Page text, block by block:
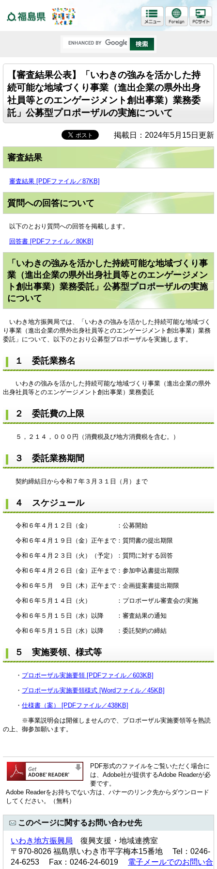
【審査結果公表】「いわきの強みを活かした持
続可能な地域づくり事業（進出企業の県外出身
社員等とのエンゲージメント創出事業）業務委
託」公募型プロポーザルの実施について
掲載日：2024年5月15日更新
審査結果
審査結果 [PDFファイル／87KB]
質問への回答について
以下のとおり質問への回答を掲載します。
回答書 [PDFファイル／80KB]
「いわきの強みを活かした持続可能な地域づくり事
業（進出企業の県外出身社員等とのエンゲージメン
ト創出事業）業務委託」 公募型プロポーザルの実施
について
いわき地方振興局では、「いわきの強みを活かした持続可能な地域づく
り事業（進出企業の県外出身社員等とのエンゲージメント創出事業）業務
委託」について、以下のとおり公募型プロポーザルを実施します。
１ 委託業務名
いわきの強みを活かした持続可能な地域づくり事業（進出企業の県外
出身社員等とのエンゲージメント創出事業）業務委託
２ 委託費の上限
５，２１４，０００円（消費税及び地方消費税を含む。）
３ 委託業務期間
契約締結日から令和７年３月３１日（月）まで
４ スケジュール
令和６年４月１２日（金） ：公募開始
令和６年４月１９日（金）正午まで：質問書の提出期限
令和６年４月２３日（火）（予定）：質問に対する回答
令和６年４月２６日（金）正午まで：参加申込書提出期限
令和６年５月 ９日（木）正午まで：企画提案書提出期限
令和６年５月１４日（火） ：プロポーザル審査会の実施
令和６年５月１５日（水）以降 ：審査結果の通知
令和６年５月１５日（水）以降 ：委託契約の締結
５ 実施要領、様式等
・ プロポーザル実施要領 [PDFファイル／603KB]
・ プロポーザル実施要領様式 [Wordファイル／45KB]
・ 仕様書（案） [PDFファイル／438KB]
※事業説明会は開催しませんので、プロポーザル実施要領等を熟読
の上、御参加願います。
PDF形式のファイルをご覧いただく場合に
は、Adobe社が提供するAdobe Readerが必
要です。
Adobe Readerをお持ちでない方は、バナーのリンク先からダウンロード
してください。（無料）
このページに関するお問い合わせ先
いわき地方振興局 復興支援・地域連携室
〒970-8026 福島県いわき市平字梅本15番地 Tel：0246-
24-6253 Fax：0246-24-6019 電子メールでのお問い合